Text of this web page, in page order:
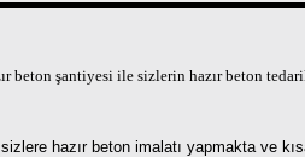
beton şantiyesi ile sizlerin hazır beton
hazır beton imalatı yapmakta ve